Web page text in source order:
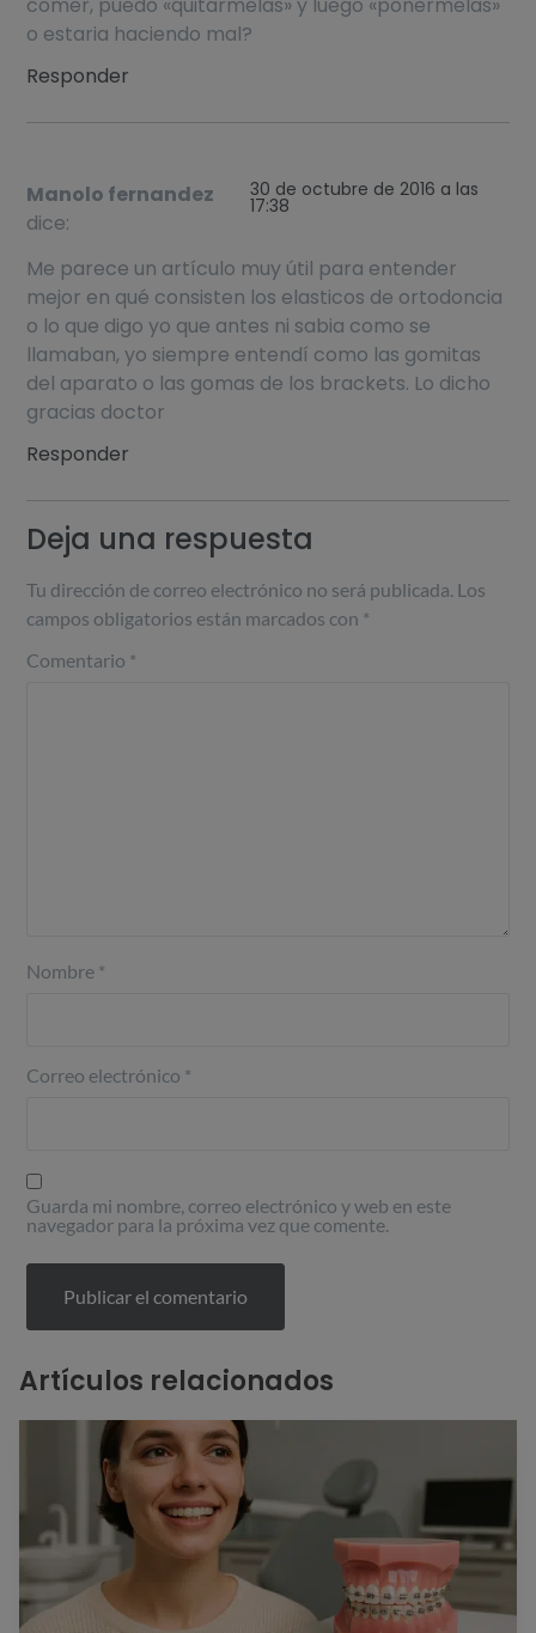
comer, puedo «quitarmelas» y luego «ponermelas»
o estaria haciendo mal?
Responder
Manolo fernandez
dice:
30 de octubre de 2016 a las
17:38
Me parece un artículo muy útil para entender
mejor en qué consisten los elasticos de ortodoncia
o lo que digo yo que antes ni sabia como se
llamaban, yo siempre entendí como las gomitas
del aparato o las gomas de los brackets. Lo dicho
gracias doctor
Responder
Deja una respuesta
Tu dirección de correo electrónico no será publicada. Los
campos obligatorios están marcados con *
Comentario *
Nombre *
Correo electrónico *
Guarda mi nombre, correo electrónico y web en este
navegador para la próxima vez que comente.
Artículos relacionados